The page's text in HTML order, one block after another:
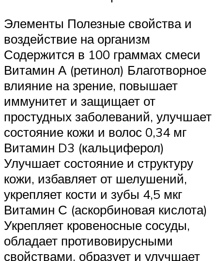
Элементы Полезные свойства и
воздействие на организм
Содержится в 100 граммах смеси
Витамин А (ретинол) Благотворное
влияние на зрение, повышает
иммунитет и защищает от
простудных заболеваний, улучшает
состояние кожи и волос 0,34 мг
Витамин D3 (кальциферол)
Улучшает состояние и структуру
кожи, избавляет от шелушений,
укрепляет кости и зубы 4,5 мкг
Витамин С (аскорбиновая кислота)
Укрепляет кровеносные сосуды,
обладает противовирусными
свойствами, образует и улучшает